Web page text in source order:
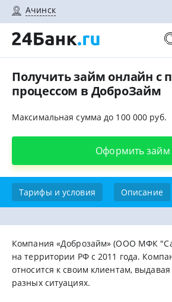
Ачинск
Получить займ онлайн с
процессом в ДоброЗайм
Максимальная сумма до 100 000 руб.
Оформить займ
Тарифы и условия Описание
Компания «Доброзайм» (ООО МФК
на территории РФ с 2011 года.
относится к своим клиентам,
разных ситуациях.